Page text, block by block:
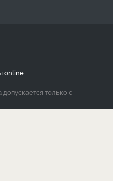
online
только с